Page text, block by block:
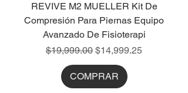
REVIVE M2 MUELLER Kit De
Compresión Para Piernas Equipo
Avanzado De Fisioterapi
Precio
$19,999.00 Precio de oferta
$14,999.25
COMPRAR